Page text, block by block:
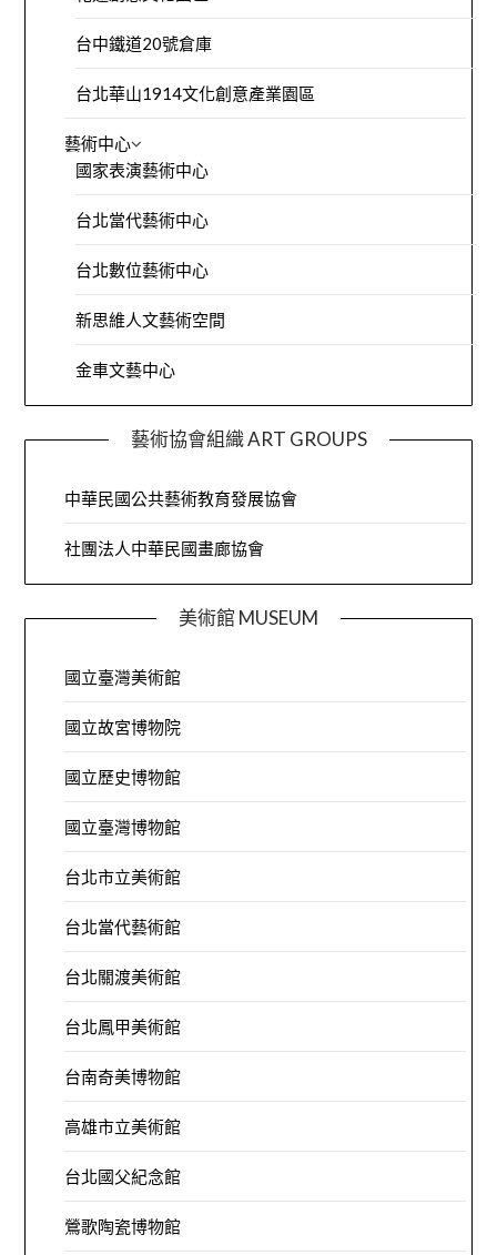
台中鐵道20號倉庫
台北華山1914文化創意產業園區
藝術中心
國家表演藝術中心
台北當代藝術中心
台北數位藝術中心
新思維人文藝術空間
金車文藝中心
藝術協會組織 ART GROUPS
中華民國公共藝術教育發展協會
社團法人中華民國畫廊協會
美術館 MUSEUM
國立臺灣美術館
國立故宮博物院
國立歷史博物館
國立臺灣博物館
台北市立美術館
台北當代藝術館
台北關渡美術館
台北鳳甲美術館
台南奇美博物館
高雄市立美術館
台北國父紀念館
鶯歌陶瓷博物館